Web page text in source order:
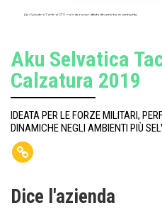
Aku Selvatica Tactical GTX, calzatura per attività dinamiche in ambiente
Aku Selvatica
Calzatura 2019
IDEATA PER LE FORZE MILITARI,
DINAMICHE NEGLI AMBIENTI PIÙ
Dice l'azienda